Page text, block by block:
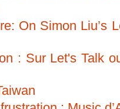
On Simon Liu’s
: Sur Let's Talk